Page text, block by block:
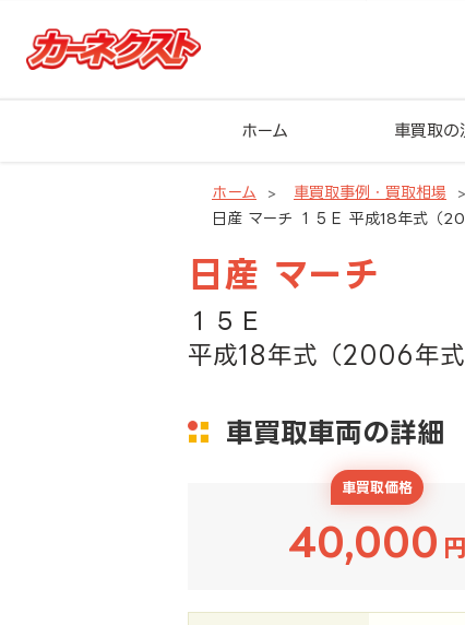
ホーム 車買取の
ホーム 車買取事例・買取相場
日産 マーチ １５Ｅ 平成18年式（
日産 マーチ
１５Ｅ
平成18年式（2006年
車買取車両の詳細
車買取価格
40,000 円